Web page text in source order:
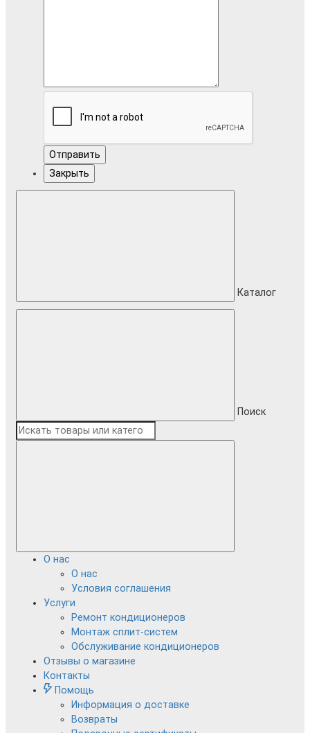
Отправить
Закрыть
Каталог
Поиск
О нас
О нас
Условия соглашения
Услуги
Ремонт кондиционеров
Монтаж сплит-систем
Обслуживание кондиционеров
Отзывы о магазине
Контакты
Помощь
Информация о доставке
Возвраты